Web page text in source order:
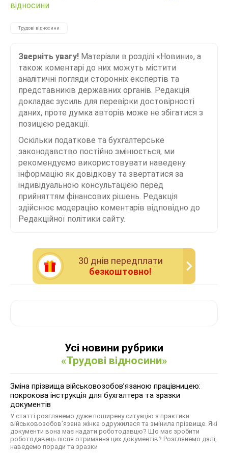
відносини
Трудові відносини
Зверніть увагу! Матеріали в розділі «Новини», а
також коментарі до них можуть містити
аналітичні погляди сторонніх експертів та
представників державних органів. Редакція
докладає зусиль для перевірки достовірності
даних, проте думка авторів може не збігатися з
позицією редакції.
Оскільки податкове та бухгалтерське
законодавство постійно змінюється, ми
рекомендуємо використовувати наведену
інформацію як довідкову та звертатися за
індивідуальною консультацією перед
прийняттям фінансових рішень. Редакція
здійснює модерацію коментарів відповідно до
Редакційної політики сайту.
30 днiв передплати
безкоштовно!
Усі новини рубрики
«Трудові відносини»
Зміна прізвища військовозобов’язаною працівницею:
покрокова інструкція для бухгалтера та зразки
документів
У статті розглянемо дуже поширену ситуацію з практики:
військовозобов’язана жінка одружилася та змінила прізвище. Які
документи вона має надати роботодавцю? Що має зробити
роботодавець після отримання цих документів? Розглянемо далі,
наведемо поради та зразки